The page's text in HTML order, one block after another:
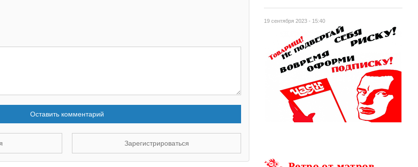
Оставить комментарий
Зарегистрироваться
19 сентября 2023 - 15:40